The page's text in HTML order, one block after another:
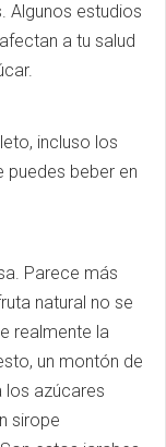
Algunos estudios
a tu salud
incluso los
puedes beber en
Parece más
natural no se
realmente la
un montón de
los azúcares
sirope